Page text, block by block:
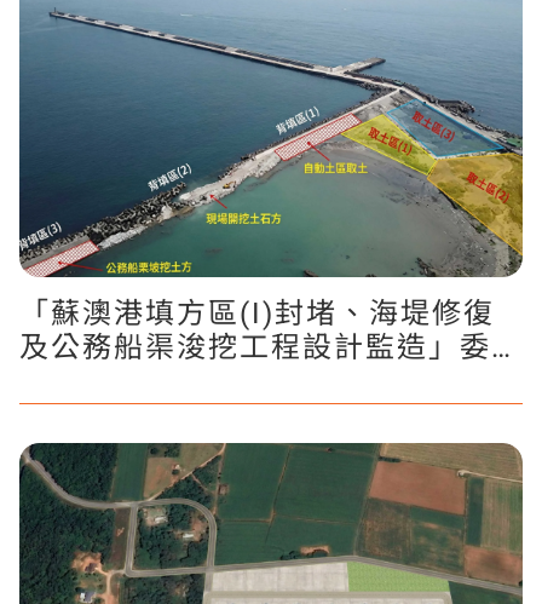
「蘇澳港填方區(I)封堵、海堤修復
及公務船渠浚挖工程設計監造」委託